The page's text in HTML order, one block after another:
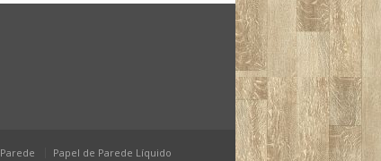
Papel de Parede Líquido